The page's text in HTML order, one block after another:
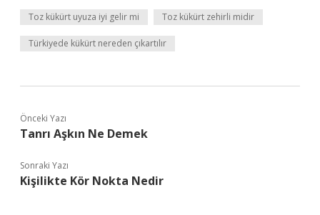
Toz kükürt uyuza iyi gelir mi Toz kükürt zehirli midir
Türkiyede kükürt nereden çıkartılır
Önceki Yazı
Tanrı Aşkın Ne Demek
Sonraki Yazı
Kişilikte Kör Nokta Nedir